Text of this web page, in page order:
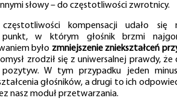
słowy – do częstotliwości zwrotnicy.
kompensacji udało się
punkt, w którym głośnik brzmi
było zmniejszenie zniekształceń
zrodził się z uniwersalnej prawdy, że
W tym przypadku jeden
głośników, a drugi to ich
nasz moduł przetwarzania.